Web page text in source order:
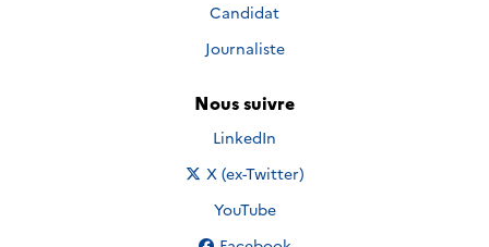
Candidat
Journaliste
Nous suivre
Nous suivre sur
LinkedIn
Nous suivre sur
X (ex-Twitter)
Nous suivre sur
YouTube